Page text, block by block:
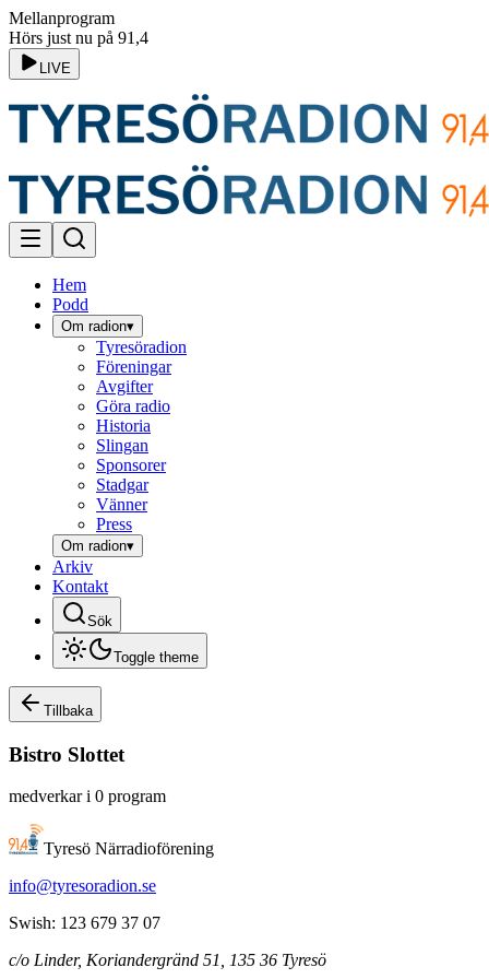
Mellanprogram
Hörs just nu på 91,4
LIVE
Hem
Podd
Om radion▾
Tyresöradion
Föreningar
Avgifter
Göra radio
Historia
Slingan
Sponsorer
Stadgar
Vänner
Press
Om radion▾
Arkiv
Kontakt
Sök
Toggle theme
Tillbaka
Bistro Slottet
medverkar i 0 program
Tyresö Närradioförening
info@tyresoradion.se
Swish: 123 679 37 07
c/o Linder, Koriandergränd 51, 135 36 Tyresö